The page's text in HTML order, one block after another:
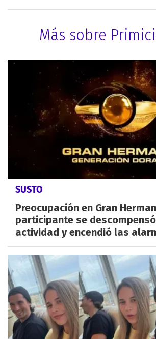
Más sobre
SUSTO
Preocupación en Gran
participante se
actividad y encendió las